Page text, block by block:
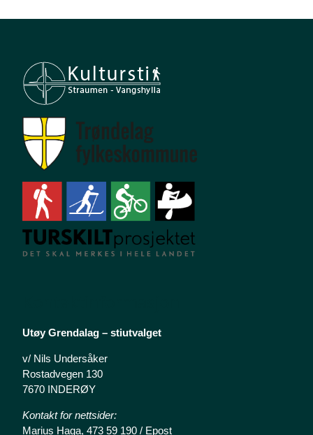
Utøy Grendalag – stiutvalget
v/ Nils Undersåker
Rostadvegen 130
7670 INDERØY
Kontakt for nettsider:
Marius Haga, 473 59 190 / Epost